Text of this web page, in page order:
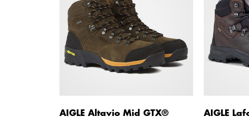
AIGLE Altavio Mid GTX® AIGLE